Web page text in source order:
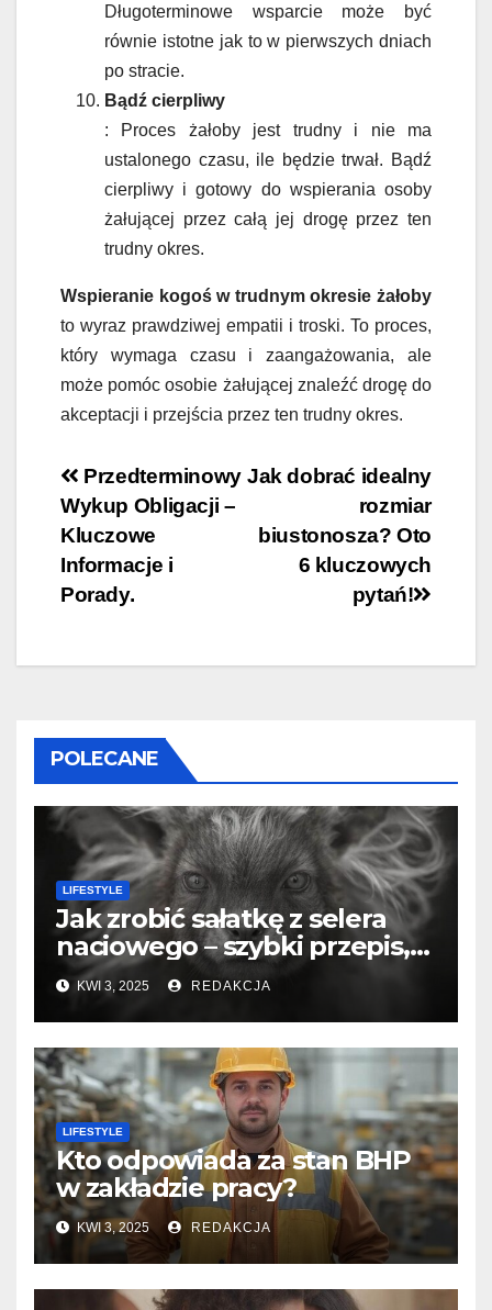
Długoterminowe wsparcie może być
równie istotne jak to w pierwszych dniach
po stracie.
Bądź cierpliwy
: Proces żałoby jest trudny i nie ma
ustalonego czasu, ile będzie trwał. Bądź
cierpliwy i gotowy do wspierania osoby
żałującej przez całą jej drogę przez ten
trudny okres.
Wspieranie kogoś w trudnym okresie żałoby
to wyraz prawdziwej empatii i troski. To proces,
który wymaga czasu i zaangażowania, ale
może pomóc osobie żałującej znaleźć drogę do
akceptacji i przejścia przez ten trudny okres.
Nawigacja
wpisu
Jak dobrać idealny
rozmiar
biustonosza? Oto
6 kluczowych
pytań!
Przedterminowy
Wykup Obligacji –
Kluczowe
Informacje i
Porady.
POLECANE
LIFESTYLE
Jak zrobić sałatkę z selera
naciowego – szybki przepis,
który pokochasz
KWI 3, 2025 REDAKCJA
LIFESTYLE
Kto odpowiada za stan BHP
w zakładzie pracy?
KWI 3, 2025 REDAKCJA